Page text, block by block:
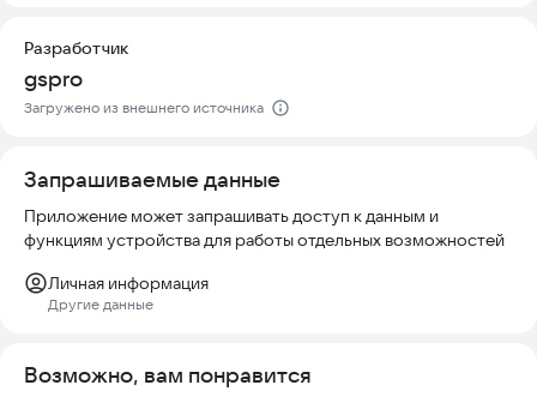
Разработчик
gspro
Загружено из внешнего источника
Запрашиваемые данные
Приложение может запрашивать доступ к данным и
функциям устройства для работы отдельных возможностей
Личная информация
Другие данные
Возможно, вам понравится